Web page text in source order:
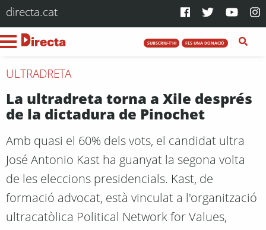
directa.cat
SUBSCRIU-T'HI FES UNA DONACIÓ
ULTRADRETA
La ultradreta torna a Xile després
de la dictadura de Pinochet
Amb quasi el 60% dels vots, el candidat ultra
José Antonio Kast ha guanyat la segona volta
de les eleccions presidencials. Kast, de
formació advocat, està vinculat a l'organització
ultracatòlica Political Network for Values,